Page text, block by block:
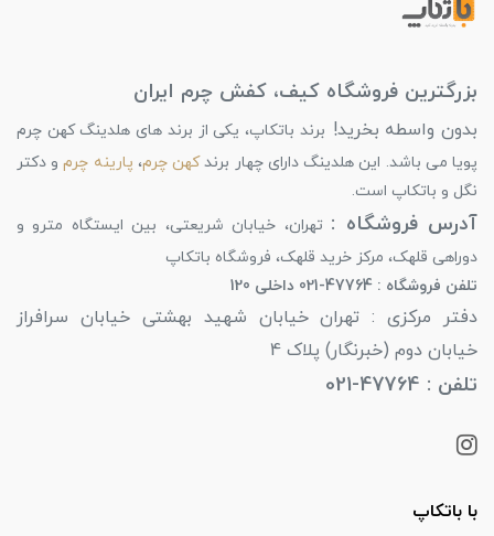
بزرگترین فروشگاه کیف، کفش چرم ایران
بدون واسطه بخرید! برند باتکاپ، یکی از برند های هلدینگ کهن چرم
پویا می باشد. این هلدینگ دارای چهار برندکهن چرم، پارینه چرمو دکتر
نگل و باتکاپ است.
آدرس فروشگاه : تهران، خیابان شریعتی، بین ایستگاه مترو و
دوراهی قلهک، مرکز خرید قلهک، فروشگاه باتکاپ
تلفن فروشگاه : 47764-021 داخلی 120
دفتر مرکزی : تهران خیابان شهید بهشتی خیابان سرافراز
خیابان دوم (خبرنگار) پلاک 4
تلفن : 47764-021
با باتکاپ